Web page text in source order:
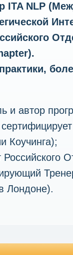
ITA NLP
и автор
Коучинга);
Российского
Лондоне).